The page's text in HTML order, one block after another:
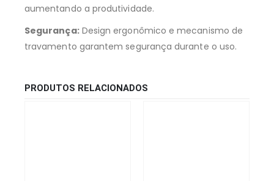
aumentando a produtividade.
Segurança:Design ergonômico e mecanismo de
travamento garantem segurança durante o uso.
PRODUTOS RELACIONADOS